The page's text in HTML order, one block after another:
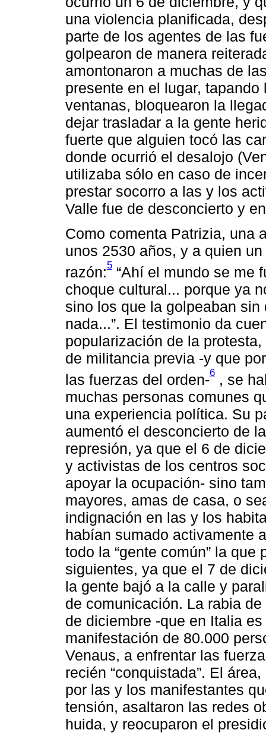
una violencia planificada,
parte de los agentes de las
golpearon de manera
amontonaron a muchas de
presente en el lugar,
ventanas, bloquearon la
dejar trasladar a la gente
fuerte que alguien tocó las
donde ocurrió el desalojo
utilizaba sólo en caso de
prestar socorro a las y los
Valle fue de desconcierto y
Como comenta Patrizia, una
unos 2530 años, y a quien
razón:5 “Ahí el mundo se me
choque cultural... porque ya
sino los que la golpeaban
nada...”. El testimonio da
popularización de la
de militancia previa -y que
las fuerzas del orden-6 , se
muchas personas comunes
una experiencia política. Su
aumentó el desconcierto de
represión, ya que el 6 de
y activistas de los centros
apoyar la ocupación- sino
mayores, amas de casa, o
indignación en las y los
habían sumado activamente
todo la “gente común” la
siguientes, ya que el 7 de
la gente bajó a la calle y
de comunicación. La rabia
de diciembre -que en Italia
manifestación de 80.000
Venaus, a enfrentar las
recién “conquistada”. El
por las y los manifestantes
tensión, asaltaron las redes
huida, y reocuparon el